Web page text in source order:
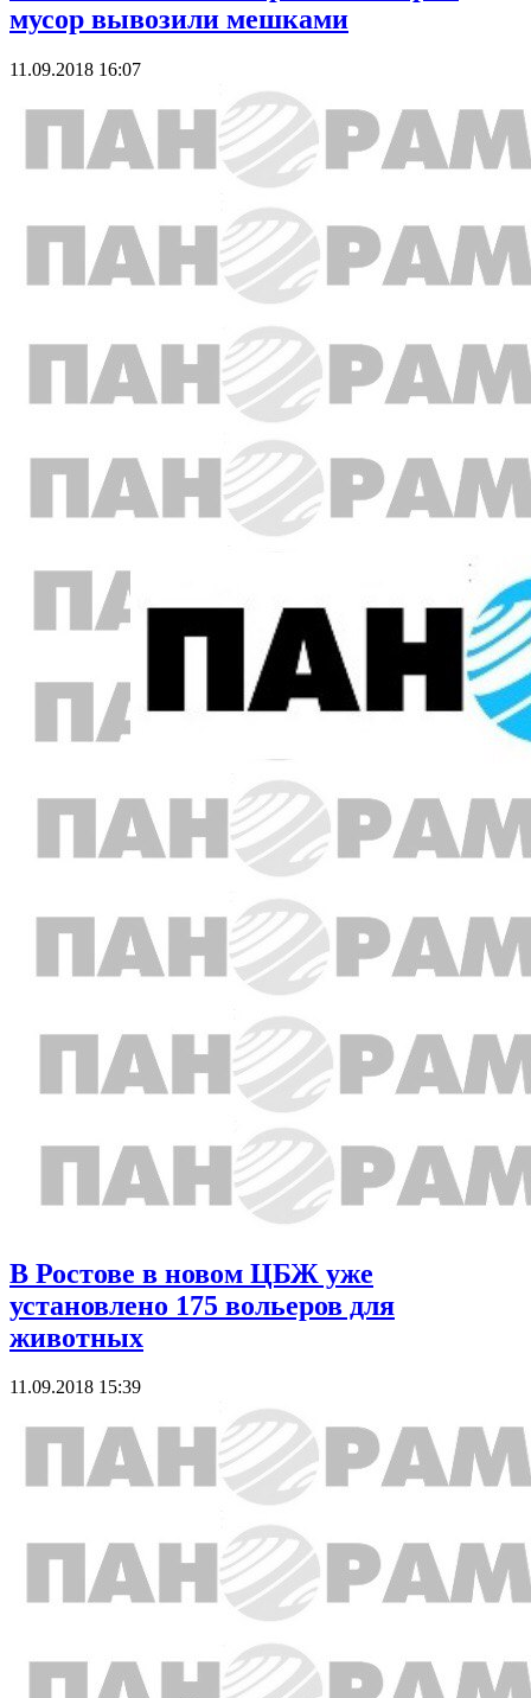
мусор вывозили мешками
11.09.2018 16:07
В Ростове в новом ЦБЖ уже
установлено 175 вольеров для
животных
11.09.2018 15:39